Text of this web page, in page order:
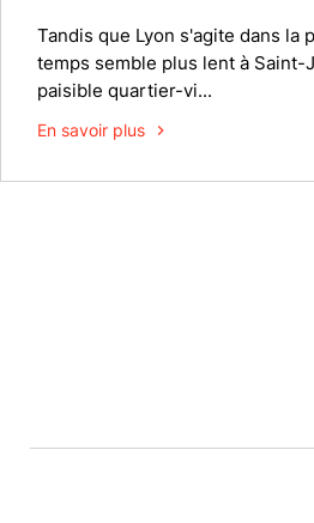
Tandis que Lyon s'agite dans la
temps semble plus lent à Saint-
paisible quartier-vi...
En savoir plus